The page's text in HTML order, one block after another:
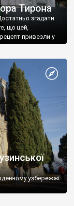
Тирона
згадати
що цей,
привезли у
узбережжі